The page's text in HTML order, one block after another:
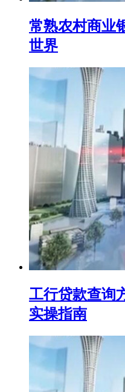
常熟农村商业
世界
工行贷款查询
实操指南